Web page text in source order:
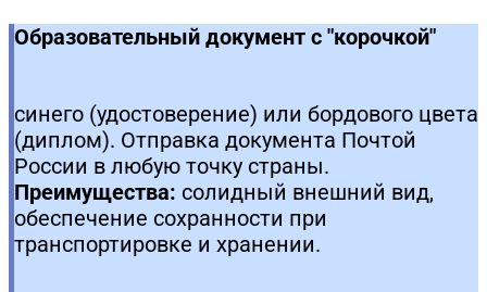
Образовательный документ с "корочкой"
синего (удостоверение) или бордового цвета
(диплом). Отправка документа Почтой
России в любую точку страны.
Преимущества: солидный внешний вид,
обеспечение сохранности при
транспортировке и хранении.